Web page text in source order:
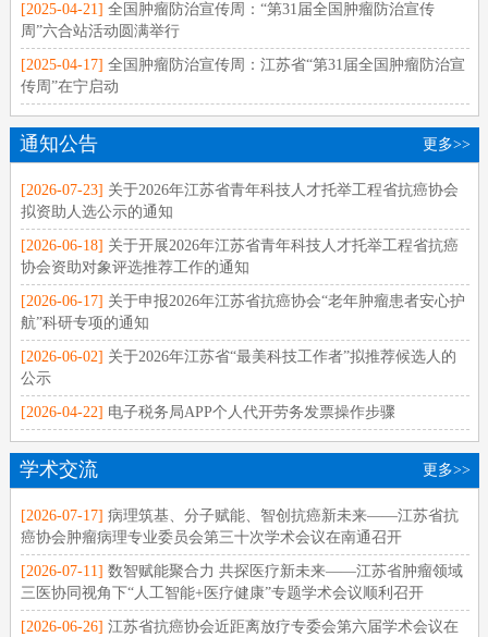
[2025-04-21] 全国肿瘤防治宣传周：“第31届全国肿瘤防治宣传
周”六合站活动圆满举行
[2025-04-17] 全国肿瘤防治宣传周：江苏省“第31届全国肿瘤防治宣
传周”在宁启动
通知公告 更多>>
[2026-07-23] 关于2026年江苏省青年科技人才托举工程省抗癌协会
拟资助人选公示的通知
[2026-06-18] 关于开展2026年江苏省青年科技人才托举工程省抗癌
协会资助对象评选推荐工作的通知
[2026-06-17] 关于申报2026年江苏省抗癌协会“老年肿瘤患者安心护
航”科研专项的通知
[2026-06-02] 关于2026年江苏省“最美科技工作者”拟推荐候选人的
公示
[2026-04-22] 电子税务局APP个人代开劳务发票操作步骤
学术交流 更多>>
[2026-07-17] 病理筑基、分子赋能、智创抗癌新未来——江苏省抗
癌协会肿瘤病理专业委员会第三十次学术会议在南通召开
[2026-07-11] 数智赋能聚合力 共探医疗新未来——江苏省肿瘤领域
三医协同视角下“人工智能+医疗健康”专题学术会议顺利召开
[2026-06-26] 江苏省抗癌协会近距离放疗专委会第六届学术会议在